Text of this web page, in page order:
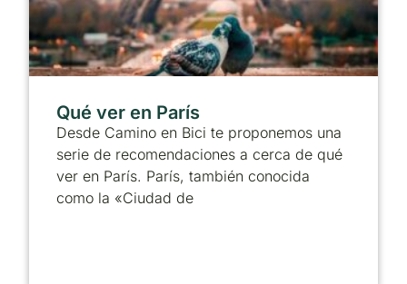
Qué ver en París
Desde Camino en Bici te proponemos una
serie de recomendaciones a cerca de qué
ver en París. París, también conocida
como la «Ciudad de